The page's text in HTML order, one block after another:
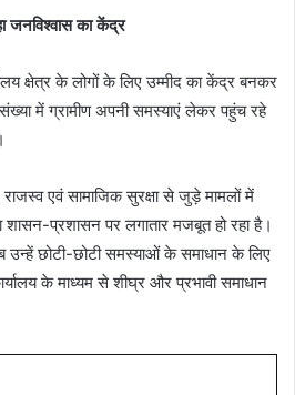
जनविश्वास का केंद्र
क्षेत्र के लोगों के लिए उम्मीद का केंद्र बनकर
में ग्रामीण अपनी समस्याएं लेकर पहुंच रहे
एवं सामाजिक सुरक्षा से जुड़े मामलों में
शासन-प्रशासन पर लगातार मजबूत हो रहा है।
उन्हें छोटी-छोटी समस्याओं के समाधान के लिए
के माध्यम से शीघ्र और प्रभावी समाधान